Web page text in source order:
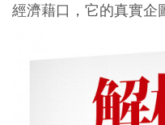
經濟藉口，它的真實企